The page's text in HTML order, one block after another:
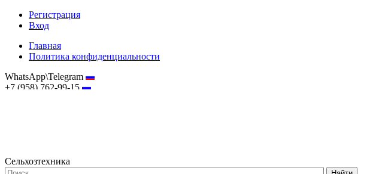
Регистрация
Вход
Главная
Политика конфиденциальности
WhatsApp\Telegram
+7 (958) 762-99-15
Сельхозтехника